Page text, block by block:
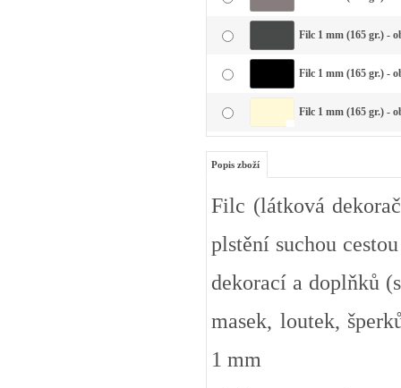
Filc 1 mm (165 gr.) -
Filc 1 mm (165 gr.) -
Filc 1 mm (165 gr.) -
Popis zboží
Filc (látková
plstění suchou
dekorací a doplňků
masek, loutek,
1 mm